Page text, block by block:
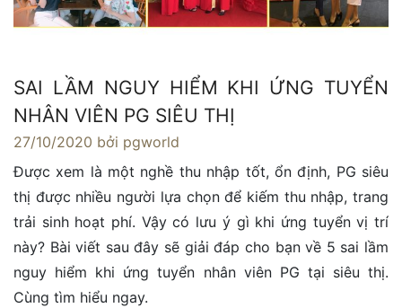
SAI LẦM NGUY HIỂM KHI ỨNG TUYỂN
NHÂN VIÊN PG SIÊU THỊ
27/10/2020 bởi pgworld
Được xem là một nghề thu nhập tốt, ổn định, PG siêu
thị được nhiều người lựa chọn để kiếm thu nhập, trang
trải sinh hoạt phí. Vậy có lưu ý gì khi ứng tuyển vị trí
này? Bài viết sau đây sẽ giải đáp cho bạn về 5 sai lầm
nguy hiểm khi ứng tuyển nhân viên PG tại siêu thị.
Cùng tìm hiểu ngay.